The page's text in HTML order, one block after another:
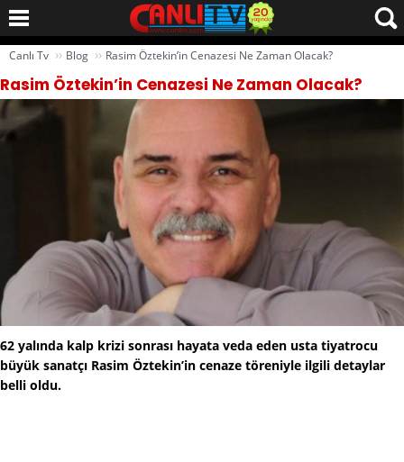
Canlı Tv ›› Blog ›› Rasim Öztekin’in Cenazesi Ne Zaman Olacak?
Rasim Öztekin’in Cenazesi Ne Zaman Olacak?
62 yalında kalp krizi sonrası hayata veda eden usta tiyatrocu
büyük sanatçı Rasim Öztekin’in cenaze töreniyle ilgili detaylar
belli oldu.